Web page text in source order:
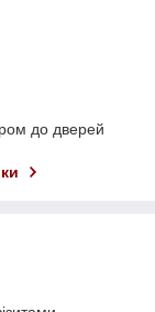
до дверей